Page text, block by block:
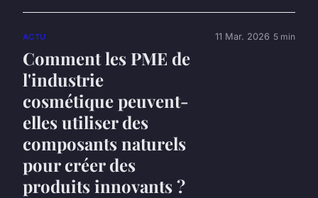
ACTU
Comment les PME de
l'industrie
cosmétique peuvent-
elles utiliser des
composants naturels
pour créer des
produits innovants ?
11 Mar. 2026 5 min